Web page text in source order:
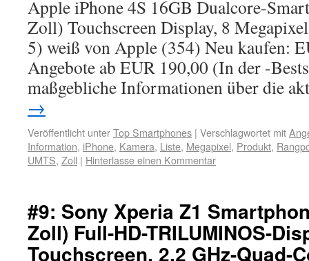
Apple iPhone 4S 16GB Dualcore-
Zoll) Touchscreen Display, 8
5) weiß von Apple (354) Neu kaufen:
Angebote ab EUR 190,00 (In der -
maßgebliche Informationen über die
→
Veröffentlicht unterTop Smartphones | Verschlagwortet mit
Information, iPhone, Kamera, Liste, Megapixel, Produkt,
UMTS, Zoll | Hinterlasse einen Kommentar
#9: Sony Xperia Z1
Zoll) Full-HD-TRILUMINOS-
Touchscreen, 2,2 GHz-Quad-